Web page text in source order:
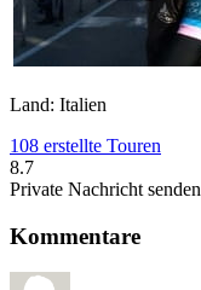
Land: Italien
108 erstellte Touren
8.7
Private Nachricht senden
Kommentare